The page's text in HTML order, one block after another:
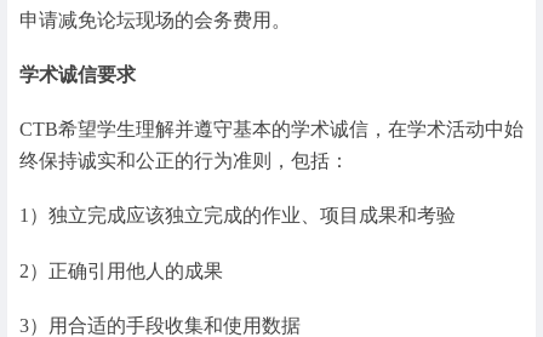
申请减免论坛现场的会务费用。
学术诚信要求
CTB希望学生理解并遵守基本的学术诚信，在学术活动中始
终保持诚实和公正的行为准则，包括：
1）独立完成应该独立完成的作业、项目成果和考验
2）正确引用他人的成果
3）用合适的手段收集和使用数据